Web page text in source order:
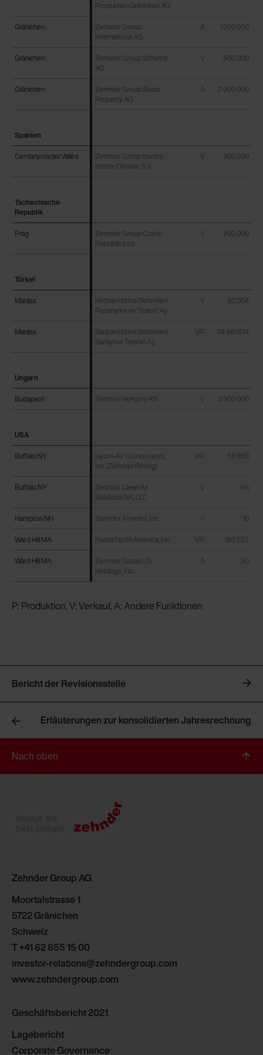
Produktion Gränichen AG
Gränichen
Zehnder Group
International AG
A 1 000 000
Gränichen
Zehnder Group Schweiz
AG
V 500 000
Gränichen
Zehnder Group Swiss
Property AG
A 2 000 000
Spanien
Cerdanyola del Vallès
Zehnder Group Iberica
Indoor Climate, S.A.
V 300 500
Tschechische
Republik
Prag
Zehnder Group Czech
Republic s.r.o.
V 200 000
Türkei
Manisa
Hotpan Isitma Sistemleri
Pazarlama ve Ticaret Aş
V 50 004
Manisa
Sanpan Isitma Sistemleri
Sanayi ve Ticaret Aş
V/P 74 481 674
Ungarn
Budapest Zehnder Hungary Kft. V 3 000 000
USA
Buffalo NY
Hydro-Air Components,
Inc. (Zehnder Rittling)
V/P 55 950
Buffalo NY
Zehnder Clean Air
Solutions NA, LLC
V n/a
Hampton NH Zehnder America, Inc. V 10
Ward Hill MA Runtal North America, Inc. V/P 193 522
Ward Hill MA
Zehnder Group US
Holdings, Inc.
A 30
Gränichen
Gränichen
Gränichen
Spanien
Cerdanyola del Vallès
Tschechische
Republik
Prag
Türkei
Manisa
Manisa
Ungarn
Budapest
USA
Buffalo NY
Buffalo NY
Hampton NH
Ward Hill MA
Ward Hill MA
P: Produktion, V: Verkauf, A: Andere Funktionen
Erläuterungen zur konsolidierten Jahresrechnung
Bericht der Revisionsstelle
Nach oben
Zehnder Group AG
Moortalstrasse 1
5722 Gränichen
Schweiz
T +41 62 855 15 00
investor-relations@zehndergroup.com
www.zehndergroup.com
Geschäftsbericht 2021
Lagebericht
Corporate Governance